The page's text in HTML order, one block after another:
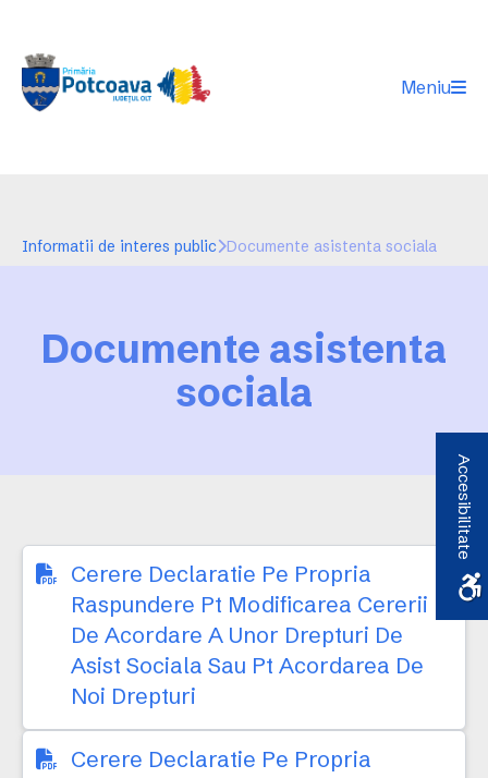
Meniu
Informatii de interes public Documente asistenta sociala
Documente asistenta
sociala
Cerere Declaratie Pe Propria
Raspundere Pt Modificarea Cererii
De Acordare A Unor Drepturi De
Asist Sociala Sau Pt Acordarea De
Noi Drepturi
Cerere Declaratie Pe Propria
Accesibilitate